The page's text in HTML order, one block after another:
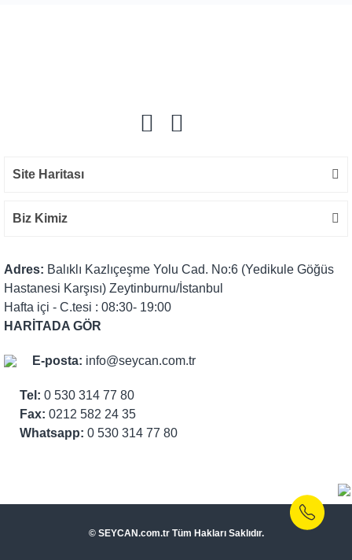
Site Haritası
Biz Kimiz
Adres: Balıklı Kazlıçeşme Yolu Cad. No:6 (Yedikule Göğüs
Hastanesi Karşısı) Zeytinburnu/İstanbul
Hafta içi - C.tesi : 08:30- 19:00
HARİTADA GÖR
E-posta: info@seycan.com.tr
Tel: 0 530 314 77 80
Fax: 0212 582 24 35
Whatsapp: 0 530 314 77 80
© SEYCAN.com.tr Tüm Hakları Saklıdır.